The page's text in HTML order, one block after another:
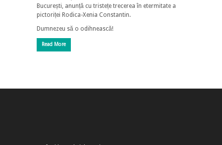
București, anunță cu tristețe trecerea în etermitate a
pictoriței Rodica-Xenia Constantin.
Dumnezeu să o odihnească!
Read More